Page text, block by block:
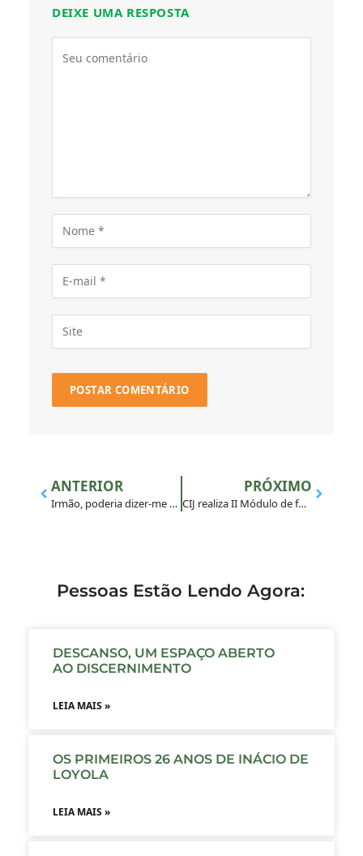
DEIXE UMA RESPOSTA
ANTERIOR
Irmão, poderia dizer-me quem és tu?
PRÓXIMO
CIJ realiza II Módulo de formação para acompanhamento de Jovens
Pessoas Estão Lendo Agora:
DESCANSO, UM ESPAÇO ABERTO
AO DISCERNIMENTO
LEIA MAIS »
OS PRIMEIROS 26 ANOS DE INÁCIO DE
LOYOLA
LEIA MAIS »